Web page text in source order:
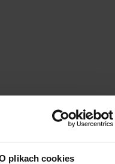
plikach cookies